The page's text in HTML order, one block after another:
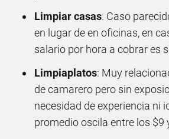
Limpiar casas: Caso
en lugar de en oficinas, en
salario por hora a cobrar es
Limpiaplatos: Muy
de camarero pero sin
necesidad de experiencia ni
promedio oscila entre los $9